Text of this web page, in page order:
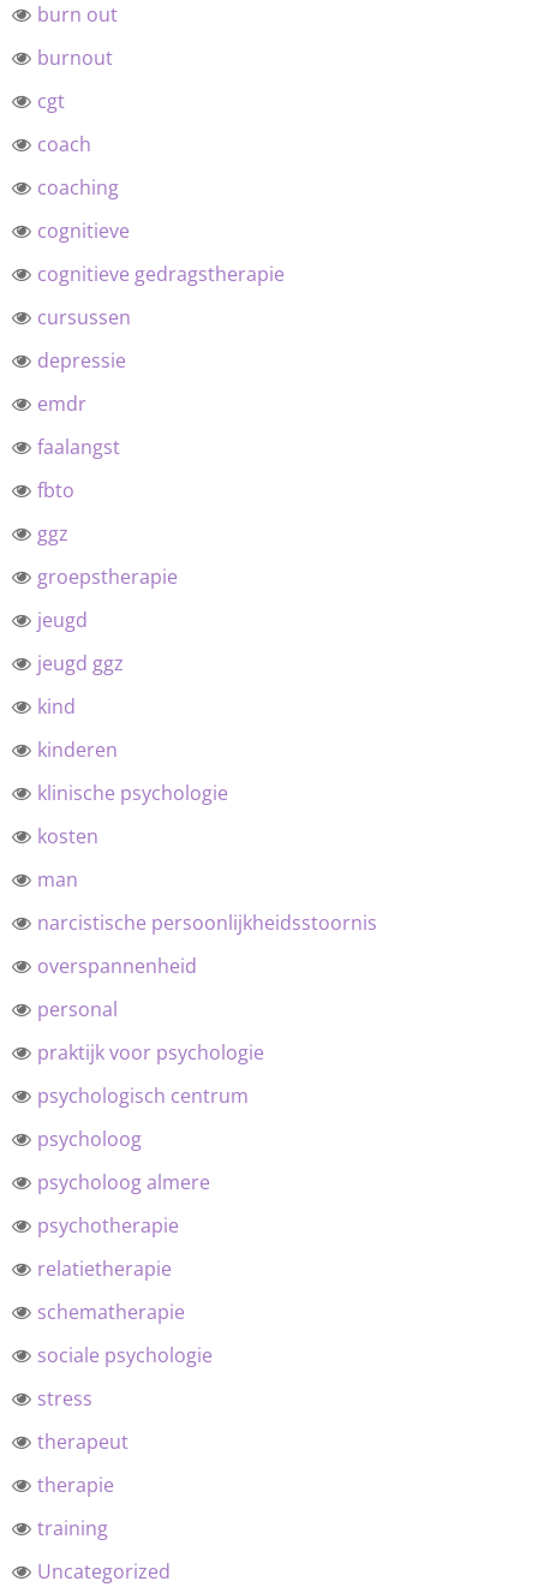
burn out
burnout
cgt
coach
coaching
cognitieve
cognitieve gedragstherapie
cursussen
depressie
emdr
faalangst
fbto
ggz
groepstherapie
jeugd
jeugd ggz
kind
kinderen
klinische psychologie
kosten
man
narcistische persoonlijkheidsstoornis
overspannenheid
personal
praktijk voor psychologie
psychologisch centrum
psycholoog
psycholoog almere
psychotherapie
relatietherapie
schematherapie
sociale psychologie
stress
therapeut
therapie
training
Uncategorized